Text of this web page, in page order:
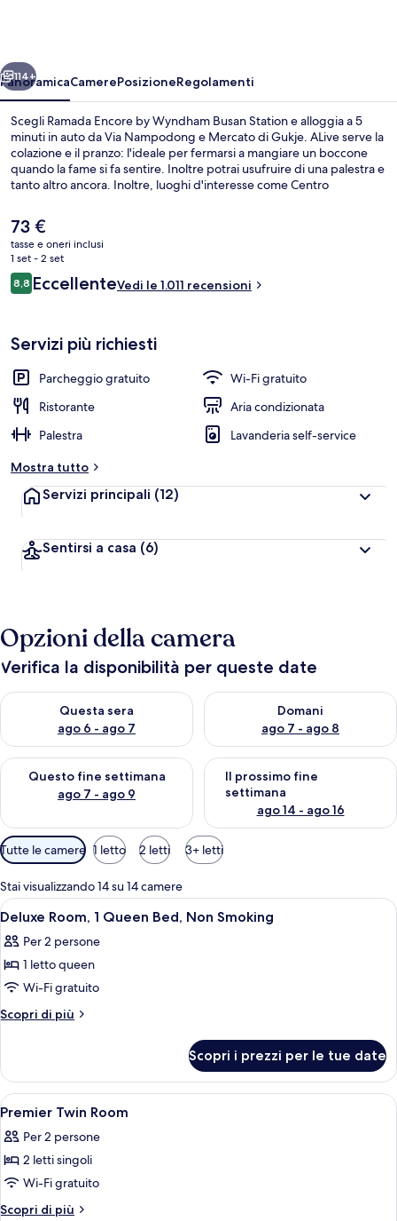
Station
Avanti
114+
PanoramicaCamerePosizioneRegolamenti
Scegli Ramada Encore by Wyndham Busan Station e alloggia a 5
minuti in auto da Via Nampodong e Mercato di Gukje. ALive serve la
colazione e il pranzo: l'ideale per fermarsi a mangiare un boccone
quando la fame si fa sentire. Inoltre potrai usufruire di una palestra e
tanto altro ancora. Inoltre, luoghi d'interesse come Centro
ittico di Jagalchi si trovano a poca distanza in auto dalla struttura. Le
recensioni dei viaggiatori lodano la vicinanza ai mezzi pubblici:
Stazione metro di Busan è a pochi metri di distanza e Stazione di
Choryang si trova a 13 min a piedi.
Il
prezzo
attuale
è
73 €
73 €
tasse e oneri inclusi
1 set - 2 set
Recensioni
8,88,8 su 10
EccellenteVedi le 1.011 recensioni
Servizi più richiesti
Parcheggio gratuito
Wi-Fi gratuito
Ristorante
Aria condizionata
Palestra
Lavanderia self-service
Mostra tutto
Servizi principali (12)
Sentirsi a casa (6)
Opzioni della camera
Verifica la disponibilità per queste date
Questa sera
ago 6 - ago 7
Verifica la disponibilità per questa sera, ago 6 - ago 7
Domani
ago 7 - ago 8
Verifica la disponibilità per
Questo fine settimana
ago 7 - ago 9
Verifica la disponibilità per questo fine settimana, ago 7 - ago
Il prossimo fine
settimana
ago 14 - ago 16
Verifica la disponibilità per il
Filtri
disponibili
per
le
camere
Tutte le camere 1 letto 2 letti 3+ letti
Stai visualizzando 14 su 14 camere
Apri
tutte
le
foto
per
Deluxe
Queen
Bed,
Non
Smoking
Una camera d'albergo con un letto,
9
Deluxe Room, 1 Queen Bed, Non Smoking
Per 2 persone
1 letto queen
Wi-Fi gratuito
Scopri di più
Altri
Room,
Queen
Non
Smoking
Scopri i prezzi per le tue date
Apri
tutte
le
foto
per
Premier
Camera d'albergo con due letti, una
3
Premier Twin Room
Per 2 persone
2 letti singoli
Wi-Fi gratuito
Scopri di più
Altri